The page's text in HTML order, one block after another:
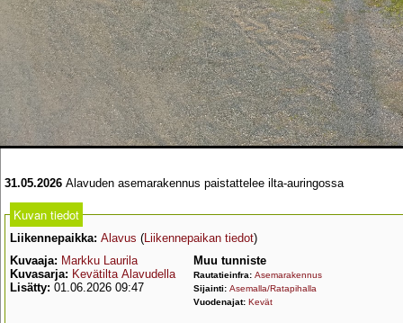
31.05.2026 Alavuden asemarakennus paistattelee ilta-auringossa
Kuvan tiedot
Liikennepaikka: Alavus (Liikennepaikan tiedot)
Kuvaaja: Markku Laurila
Kuvasarja: Kevätilta Alavudella
Lisätty: 01.06.2026 09:47
Muu tunniste
Rautatieinfra: Asemarakennus
Sijainti: Asemalla/Ratapihalla
Vuodenajat: Kevät